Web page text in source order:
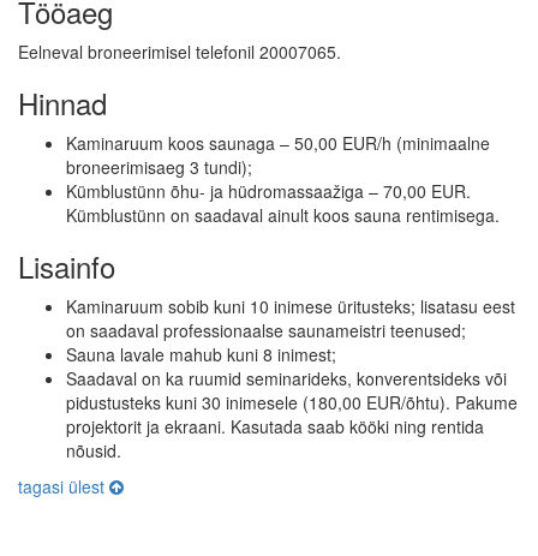
Tööaeg
Eelneval broneerimisel telefonil 20007065.
Hinnad
Kaminaruum koos saunaga – 50,00 EUR/h (minimaalne
broneerimisaeg 3 tundi);
Kümblustünn õhu- ja hüdromassaažiga – 70,00 EUR.
Kümblustünn on saadaval ainult koos sauna rentimisega.
Lisainfo
Kaminaruum sobib kuni 10 inimese üritusteks; lisatasu eest
on saadaval professionaalse saunameistri teenused;
Sauna lavale mahub kuni 8 inimest;
Saadaval on ka ruumid seminarideks, konverentsideks või
pidustusteks kuni 30 inimesele (180,00 EUR/õhtu). Pakume
projektorit ja ekraani. Kasutada saab kööki ning rentida
nõusid.
tagasi ülest